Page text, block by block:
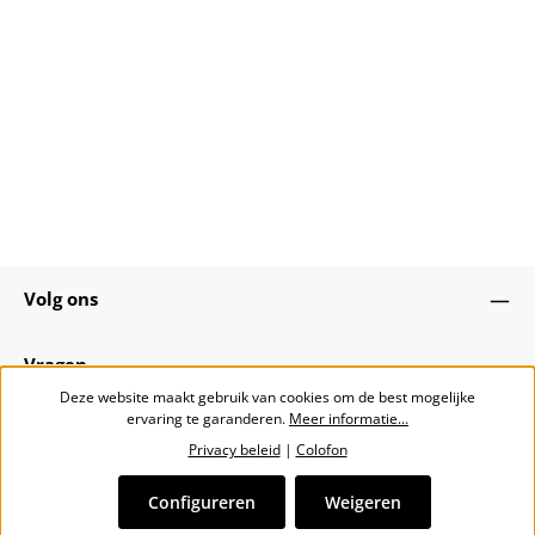
Volg ons
Vragen
Deze website maakt gebruik van cookies om de best mogelijke
ervaring te garanderen. Meer informatie...
Privacy beleid| Colofon
Weigeren
Configureren